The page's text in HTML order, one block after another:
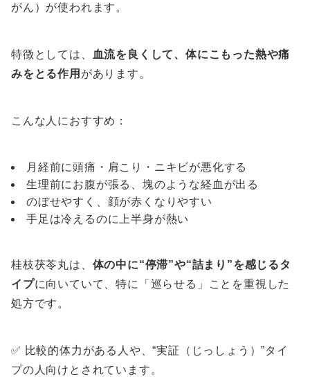
がん）が使われます。
特徴としては、
血流を良くして、体にこもった熱や痛
みをとる作用 があります。
こんな人におすすめ：
月経前に頭痛・肩こり・ニキビが悪化する
生理前にお腹が張る、塊のような経血が出る
のぼせやすく、顔が赤くなりやすい
手足は冷えるのに上半身が熱い
桂枝茯苓丸は、 体の中に“停滞”や“詰まり”を感じるタ
イプに向いていて、特に「巡らせる」ことを重視した
処方です。
✅ 比較的体力がある人や、“実証（じっしょう）”タイ
プの人向けとされています。